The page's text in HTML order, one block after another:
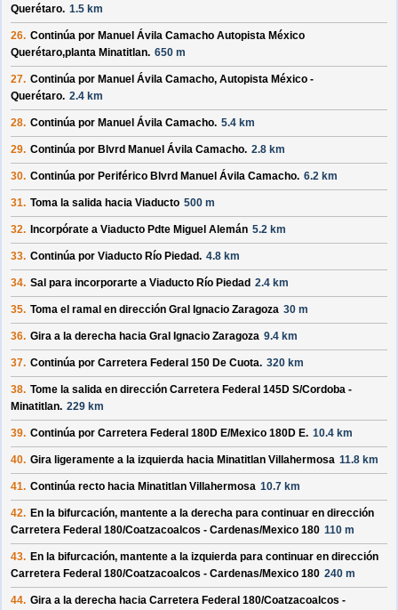
Querétaro. 1.5 km
26. Continúa por Manuel Ávila Camacho Autopista México
Querétaro,planta Minatitlan. 650 m
27. Continúa por Manuel Ávila Camacho, Autopista México -
Querétaro. 2.4 km
28. Continúa por Manuel Ávila Camacho. 5.4 km
29. Continúa por Blvrd Manuel Ávila Camacho. 2.8 km
30. Continúa por Periférico Blvrd Manuel Ávila Camacho. 6.2 km
31. Toma la salida hacia Viaducto 500 m
32. Incorpórate a Viaducto Pdte Miguel Alemán 5.2 km
33. Continúa por Viaducto Río Piedad. 4.8 km
34. Sal para incorporarte a Viaducto Río Piedad 2.4 km
35. Toma el ramal en dirección Gral Ignacio Zaragoza 30 m
36. Gira a la derecha hacia Gral Ignacio Zaragoza 9.4 km
37. Continúa por Carretera Federal 150 De Cuota. 320 km
38. Tome la salida en dirección Carretera Federal 145D S/Cordoba -
Minatitlan. 229 km
39. Continúa por Carretera Federal 180D E/Mexico 180D E. 10.4 km
40. Gira ligeramente a la izquierda hacia Minatitlan Villahermosa 11.8 km
41. Continúa recto hacia Minatitlan Villahermosa 10.7 km
42. En la bifurcación, mantente a la derecha para continuar en dirección
Carretera Federal 180/Coatzacoalcos - Cardenas/Mexico 180 110 m
43. En la bifurcación, mantente a la izquierda para continuar en dirección
Carretera Federal 180/Coatzacoalcos - Cardenas/Mexico 180 240 m
44. Gira a la derecha hacia Carretera Federal 180/Coatzacoalcos -